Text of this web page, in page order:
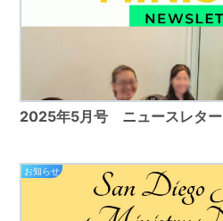
2025年5月号 ニュースレター
お知らせ